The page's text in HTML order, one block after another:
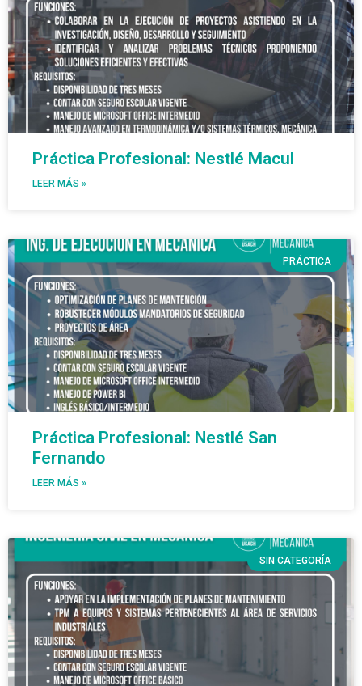
Práctica Profesional: Nestlé Macul
LEER MÁS »
PRÁCTICA
Práctica Profesional: Nestlé San
Fernando
LEER MÁS »
SIN CATEGORÍA